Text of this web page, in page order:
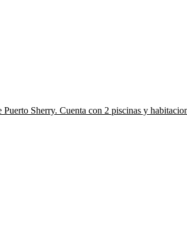
Sherry. Cuenta con 2 piscinas y